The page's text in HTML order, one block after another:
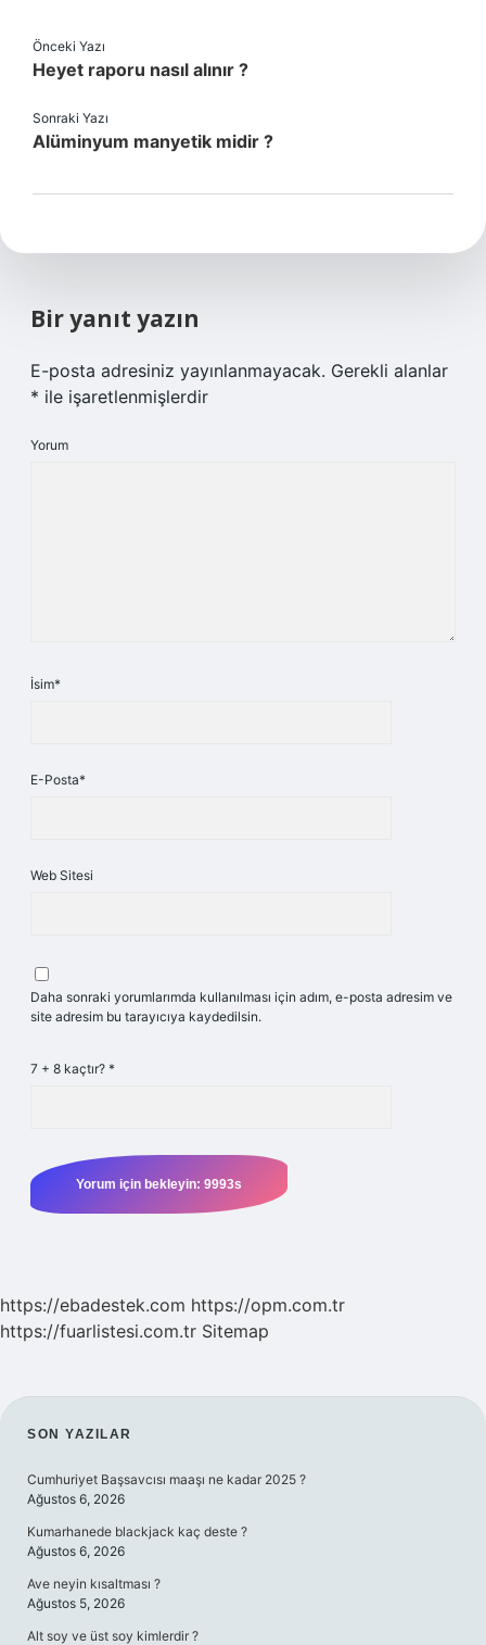
Önceki Yazı
Heyet raporu nasıl alınır ?
Sonraki Yazı
Alüminyum manyetik midir ?
Bir yanıt yazın
E-posta adresiniz yayınlanmayacak. Gerekli alanlar
* ile işaretlenmişlerdir
Yorum
İsim*
E-Posta*
Web Sitesi
Daha sonraki yorumlarımda kullanılması için adım, e-posta adresim ve
site adresim bu tarayıcıya kaydedilsin.
7 + 8 kaçtır? *
https://ebadestek.com https://opm.com.tr
https://fuarlistesi.com.tr Sitemap
SIDEBAR
SON YAZILAR
Cumhuriyet Başsavcısı maaşı ne kadar 2025 ?
Ağustos 6, 2026
Kumarhanede blackjack kaç deste ?
Ağustos 6, 2026
Ave neyin kısaltması ?
Ağustos 5, 2026
Alt soy ve üst soy kimlerdir ?